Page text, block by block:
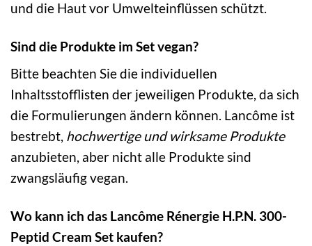
und die Haut vor Umwelteinflüssen schützt.
Sind die Produkte im Set vegan?
Bitte beachten Sie die individuellen
Inhaltsstofflisten der jeweiligen Produkte, da sich
die Formulierungen ändern können. Lancôme ist
bestrebt, hochwertige und wirksame Produkte
anzubieten, aber nicht alle Produkte sind
zwangsläufig vegan.
Wo kann ich das Lancôme Rénergie H.P.N. 300-
Peptid Cream Set kaufen?